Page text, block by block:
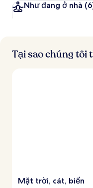
Như đang ở nhà
Tại sao chúng tôi
Mặt trời, cát, biển